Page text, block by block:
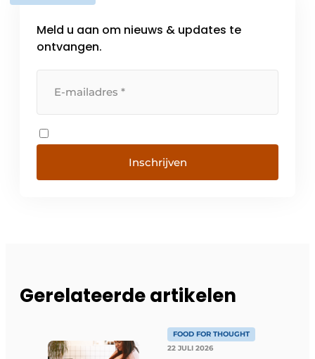
Meld u aan om nieuws & updates te
ontvangen.
Inschrijven
Gerelateerde artikelen
FOOD FOR THOUGHT
22 JULI 2026